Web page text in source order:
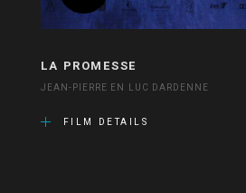
LA PROMESSE
JEAN-PIERRE EN LUC DARDENNE
FILM DETAILS